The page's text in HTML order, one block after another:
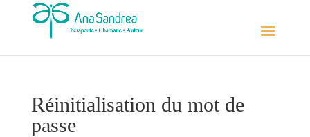
Réinitialisation du mot de
passe